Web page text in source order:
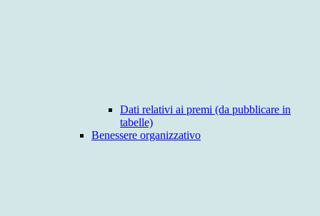
Dati relativi ai premi (da pubblicare in
tabelle)
Benessere organizzativo